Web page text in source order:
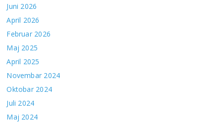
Juni 2026
April 2026
Februar 2026
Maj 2025
April 2025
Novembar 2024
Oktobar 2024
Juli 2024
Maj 2024